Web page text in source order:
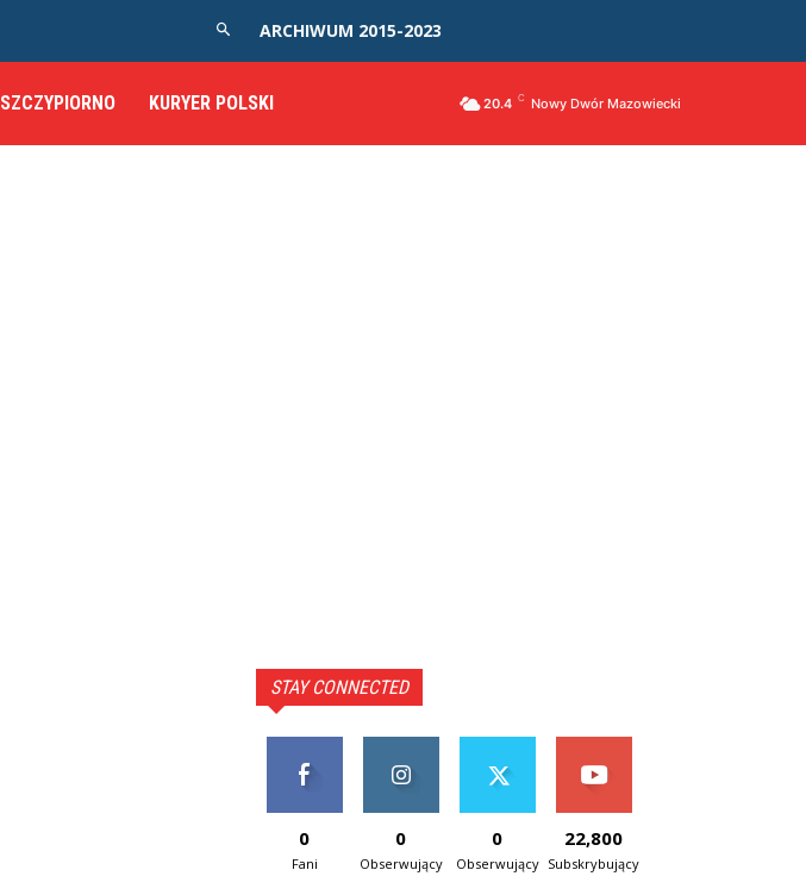
ARCHIWUM 2015-2023
SZCZYPIORNO KURYER POLSKI 20.4 C Nowy Dwór Mazowiecki
STAY CONNECTED
0
Fani
0
Obserwujący
0
Obserwujący
22,800
Subskrybujący